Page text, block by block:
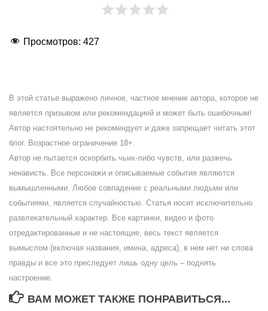
Просмотров: 427
В этой статье выражено личное, частное мнение автора, которое не
является призывом или рекомендацией и может быть ошибочным!
Автор настоятельно не рекомендует и даже запрещает читать этот
блог. Возрастное ограничение 18+.
Автор не пытается оскорбить чьих-либо чувств, или разжечь
ненависть. Все персонажи и описываемые события являются
вымышленными. Любое совпадение с реальными людьми или
событиями, является случайностью. Статья носит исключительно
развлекательный характер. Все картинки, видео и фото
отредактированные и не настоящие, весь текст является
вымыслом (включая названия, имена, адреса), в нем нет ни слова
правды и все это преследует лишь одну цель – поднять
настроение.
ВАМ МОЖЕТ ТАКЖЕ ПОНРАВИТЬСЯ...